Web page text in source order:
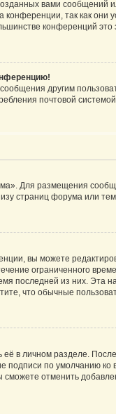
вами
так как
конференций
другим
почтовой
Для размещения
страниц форума или
вы можете
ограниченного
последней из них.
что обычные
в личном разделе.
подписи по умолчанию
отменить